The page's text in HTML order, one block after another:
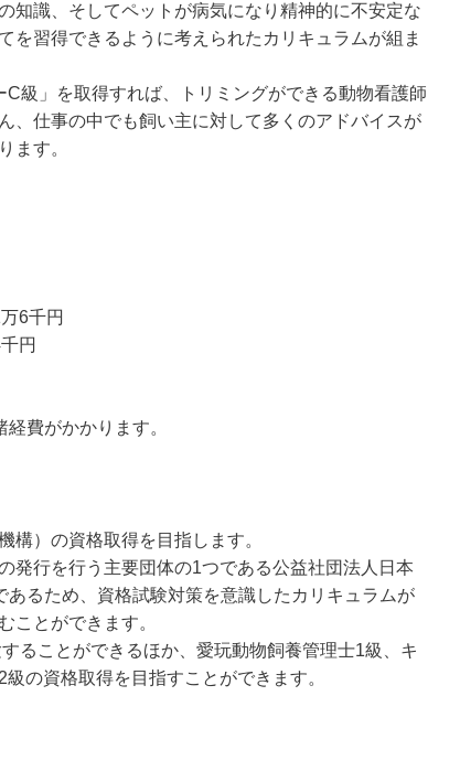
知識、そしてペットが病気になり精神的に不安定な
を習得できるように考えられたカリキュラムが組ま
級」を取得すれば、トリミングができる動物看護師
、仕事の中でも飼い主に対して多くのアドバイスが
ます。
6千円
円
費がかかります。
構）の資格取得を目指します。
発行を行う主要団体の1つである公益社団法人日本
るため、資格試験対策を意識したカリキュラムが
ことができます。
ることができるほか、愛玩動物飼養管理士1級、キ
の資格取得を目指すことができます。